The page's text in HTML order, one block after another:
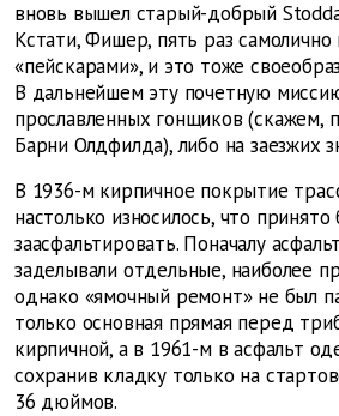
вновь вышел старый-добрый
Кстати, Фишер, пять раз самолично
«пейскарами», и это тоже
В дальнейшем эту почетную
прославленных гонщиков (скажем,
Барни Олдфилда), либо на заезжих
В 1936-м кирпичное покрытие
настолько износилось, что
заасфальтировать. Поначалу
заделывали отдельные, наиболее
однако «ямочный ремонт» не был
только основная прямая перед
кирпичной, а в 1961-м в асфальт
сохранив кладку только на
36 дюймов.